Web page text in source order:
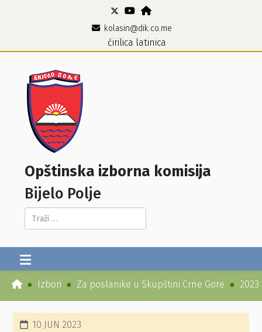
kolasin@dik.co.me
ćirilica latinica
Opštinska izborna komisija
Bijelo Polje
Pretraga...
Izbori Za poslanike u Skupštini Crne Gore 2023
10 JUN 2023